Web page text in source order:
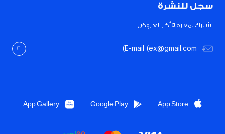
سجل للنشرة
اشترك لمعرفة أخر العروض
App Store
Google Play
App Gallery